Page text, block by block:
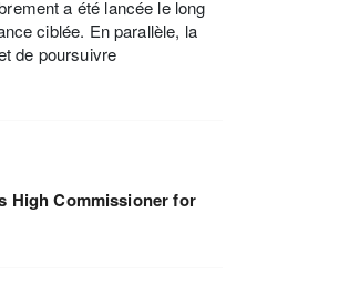
a été lancée le long
ciblée. En parallèle, la
de poursuivre
High Commissioner for